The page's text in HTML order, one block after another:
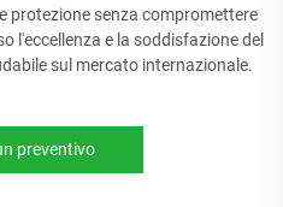
protezione senza compromettere
l'eccellenza e la soddisfazione del
sul mercato internazionale.
preventivo